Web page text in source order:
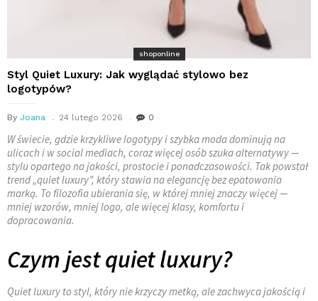
shoponline
Styl Quiet Luxury: Jak wyglądać stylowo bez
logotypów?
By Joana 24 lutego 2026 0
W świecie, gdzie krzykliwe logotypy i szybka moda dominują na
ulicach i w social mediach, coraz więcej osób szuka alternatywy —
stylu opartego na jakości, prostocie i ponadczasowości. Tak powstał
trend „quiet luxury”, który stawia na elegancję bez epatowania
marką. To filozofia ubierania się, w której mniej znaczy więcej —
mniej wzorów, mniej logo, ale więcej klasy, komfortu i
dopracowania.
Czym jest quiet luxury?
Quiet luxury to styl, który nie krzyczy metką, ale zachwyca jakością i